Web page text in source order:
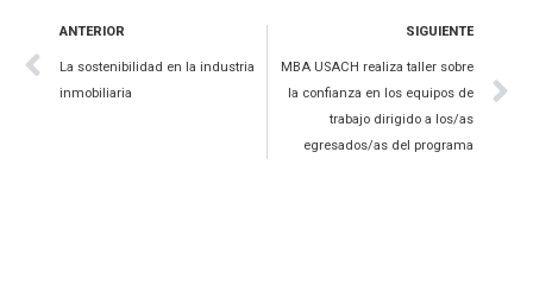
ANTERIOR
La sostenibilidad en la industria
inmobiliaria
SIGUIENTE
MBA USACH realiza taller sobre
la confianza en los equipos de
trabajo dirigido a los/as
egresados/as del programa